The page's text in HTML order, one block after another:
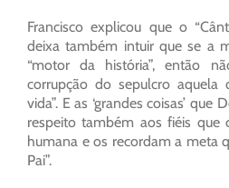
Francisco explicou que o
deixa também intuir que se a
“motor da história”, então
corrupção do sepulcro aquela
vida”. E as ‘grandes coisas’ que
respeito também aos fiéis que
humana e os recordam a meta
Pai”.